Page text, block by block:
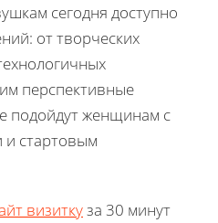
сегодня доступно
от творческих
перспективные
подойдут женщинам с
и стартовым
визиткуза 30 минут